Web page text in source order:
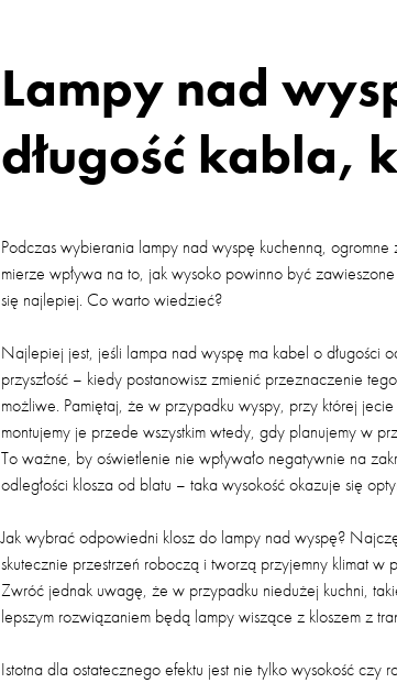
Lampy nad
długość kabla,
Podczas wybierania lampy nad wyspę kuchenną,
mierze wpływa na to, jak wysoko powinno być
się najlepiej. Co warto wiedzieć?
Najlepiej jest, jeśli lampa nad wyspę ma kabel o
przyszłość – kiedy postanowisz zmienić przeznaczenie
możliwe. Pamiętaj, że w przypadku wyspy, przy której
montujemy je przede wszystkim wtedy, gdy planujemy w
To ważne, by oświetlenie nie wpływało negatywnie na
odległości klosza od blatu – taka wysokość okazuje się
Jak wybrać odpowiedni klosz do lampy nad wyspę?
skutecznie przestrzeń roboczą i tworzą przyjemny klimat
Zwróć jednak uwagę, że w przypadku niedużej kuchni,
lepszym rozwiązaniem będą lampy wiszące z kloszem z
Istotna dla ostatecznego efektu jest nie tylko wysokość